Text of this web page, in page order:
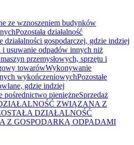
ze wznoszeniem budynków
Pozostała działalność
działalności gospodarczej, gdzie indziej
i usuwanie odpadów innych niż
przemysłowych, sprzętu i
towarówWykonywanie
wykończeniowychPozostałe
gdzie indziej
pośrednictwo pieniężneSprzedaż
ZWIĄZANA Z
DZIAŁALNOŚĆ
Z GOSPODARKĄ ODPADAMI